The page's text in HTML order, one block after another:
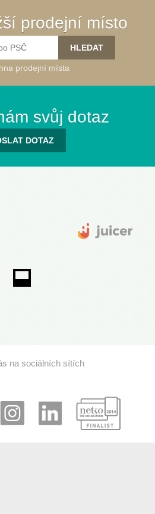
prodejní místo
prodejní místa
svůj dotaz
DOTAZ
na sociálních sítích